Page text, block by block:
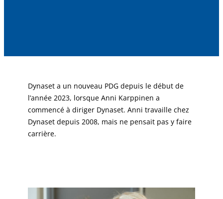
Dynaset a un nouveau PDG depuis le début de
l’année 2023, lorsque Anni Karppinen a
commencé à diriger Dynaset. Anni travaille chez
Dynaset depuis 2008, mais ne pensait pas y faire
carrière.